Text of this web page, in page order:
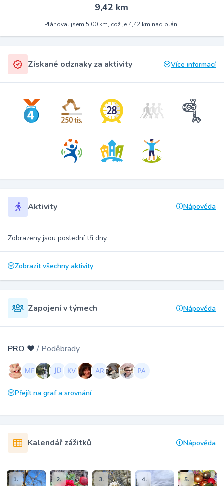
9,42 km
Plánoval jsem 5,00 km, což je 4,42 km nad plán.
Získané odznaky za aktivity Více informací
Aktivity Nápověda
Zobrazeny jsou poslední tři dny.
Zobrazit všechny aktivity
Zapojení v týmech Nápověda
PRO ❤️ / Poděbrady
Přejít na graf a srovnání
Kalendář zážitků Nápověda
1. 2. 3. 4. 5.